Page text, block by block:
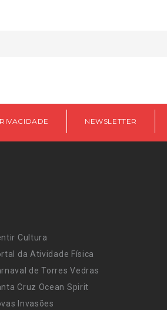
NEWSLETTER
Cultura
da Atividade Física
de Torres Vedras
Cruz Ocean Spirit
Invasões